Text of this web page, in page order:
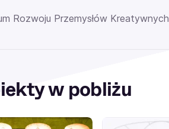
Rozwoju Przemysłów Kreatywnych
w pobliżu